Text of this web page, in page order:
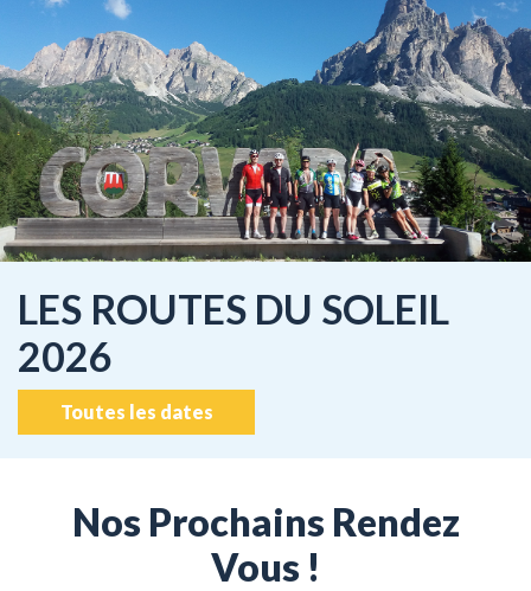
LES ROUTES DU SOLEIL
2026
Toutes les dates
Nos Prochains Rendez
Vous !